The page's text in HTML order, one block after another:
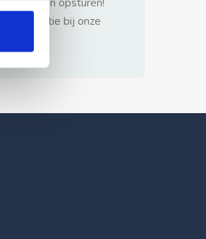
advertentie bij onze